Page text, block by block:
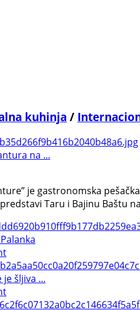
kuhinja /
na ...
je gastronomska
Taru i Bajinu Baštu
šljiva ...